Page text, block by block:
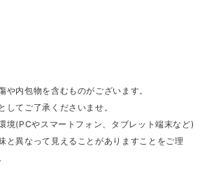
や内包物を含むものがございます。
してご了承くださいませ。
境(PCやスマートフォン、タブレット端末など)
と異なって見えることがありますことをご理